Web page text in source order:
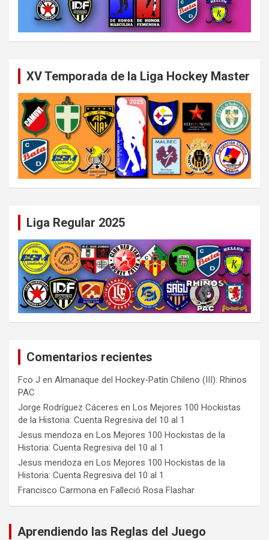
XV Temporada de la Liga Hockey Master
Liga Regular 2025
Comentarios recientes
Fco J en Almanaque del Hockey-Patín Chileno (III): Rhinos
PAC
Jorge Rodríguez Cáceres en Los Mejores 100 Hockistas
de la Historia: Cuenta Regresiva del 10 al 1
Jesus mendoza en Los Mejores 100 Hockistas de la
Historia: Cuenta Regresiva del 10 al 1
Jesus mendoza en Los Mejores 100 Hockistas de la
Historia: Cuenta Regresiva del 10 al 1
Francisco Carmona en Falleció Rosa Flashar
Aprendiendo las Reglas del Juego